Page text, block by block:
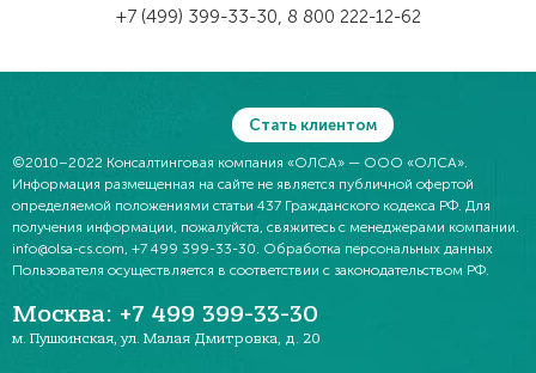
+7 (499) 399-33-30, 8 800 222-12-62
Стать клиентом
©2010–2022 Консалтинговая компания «ОЛСА» — ООО «ОЛСА».
Информация размещенная на сайте не является публичной офертой
определяемой положениями статьи 437 Гражданского кодекса РФ. Для
получения информации, пожалуйста, свяжитесь с менеджерами компании.
info@olsa-cs.com, +7 499 399-33-30. Обработка персональных данных
Пользователя осуществляется в соответствии с законодательством РФ.
Москва: +7 499 399-33-30
м. Пушкинская,ул. Малая Дмитровка, д. 20